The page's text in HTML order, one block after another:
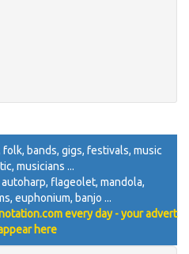
bands, gigs, festivals, music
musicians ...
flageolet, mandola,
euphonium, banjo ...
every day - your advert
here